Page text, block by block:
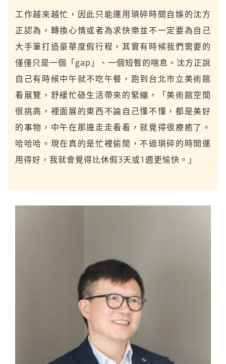
工作越來越忙，因此只能運用瑣碎時間自娛的沈方
正認為，轉換心情或者為求快樂並不一定要為自己
大手筆打造豪華度假行程，其實有時候我們需要的
僅僅只是一個「gap」、一個短暫的喘息。沈方正說
自己有時候中午就不吃午餐，跑到台北市立美術館
看展覽，舒緩忙碌生活帶來的緊繃，「美術館空間
很挑高，裡面展的東西不論自己懂不懂，都是美好
的事物，中午在那邊走走看看，就覺得很療癒了。
哈哈哈。現在真的是忙裡偷閒，不過瑣碎的時間運
用得好，我就會覺得比休假3天或1週更愉快。」